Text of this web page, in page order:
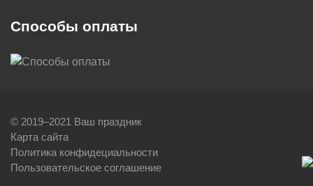
Способы оплаты
© 2019–2021 Ваш праздник
Карта сайта
Политика конфидециальности
Пользовательское соглашение